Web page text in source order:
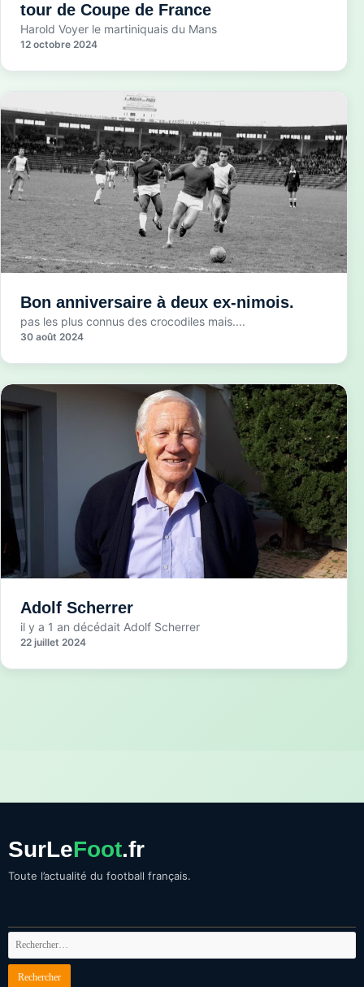
tour de Coupe de France
Harold Voyer le martiniquais du Mans
12 octobre 2024
Bon anniversaire à deux ex-nimois.
pas les plus connus des crocodiles mais....
30 août 2024
Adolf Scherrer
il y a 1 an décédait Adolf Scherrer
22 juillet 2024
SurLeFoot.fr
Toute l’actualité du football français.